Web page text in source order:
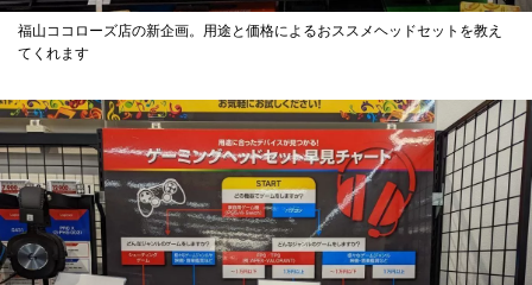
福山ココローズ店の新企画。用途と価格によるおススメヘッドセットを教え
てくれます